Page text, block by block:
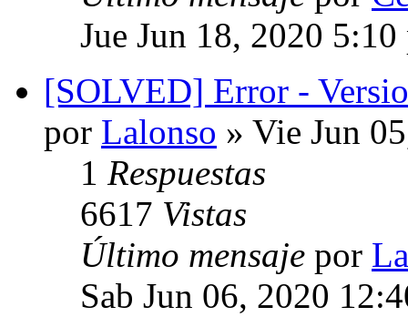
Jue Jun 18, 2020 5:10
[SOLVED] Error -
por Lalonso » Vie Jun
1 Respuestas
6617 Vistas
Último mensaje por
Sab Jun 06, 2020